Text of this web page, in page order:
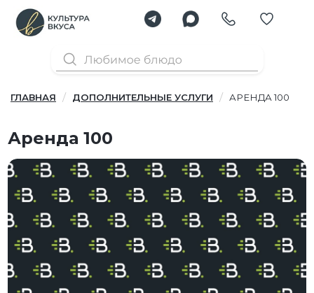
ГЛАВНАЯ ДОПОЛНИТЕЛЬНЫЕ УСЛУГИ АРЕНДА 100
Аренда 100